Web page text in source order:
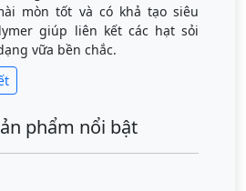
mòn tốt và có khả tạo siêu
giúp liên kết các hạt sỏi
vữa bền chắc.
phẩm nổi bật